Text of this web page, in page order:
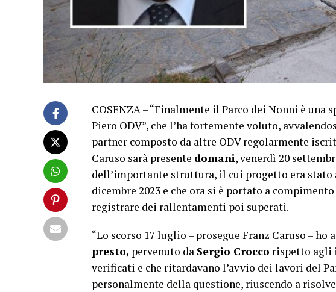
COSENZA – “Finalmente il Parco dei Nonni è una
Piero ODV”, che l’ha fortemente voluto,
partner composto da altre ODV regolarmente
Caruso sarà presente domani, venerdì 20
dell’importante struttura, il cui progetto era stato
dicembre 2023 e che ora si è portato a
registrare dei rallentamenti poi superati.
“Lo scorso 17 luglio – prosegue Franz Caruso – ho
presto, pervenuto da Sergio Crocco rispetto agli
verificati e che ritardavano l’avvio dei lavori del
personalmente della questione, riuscendo a